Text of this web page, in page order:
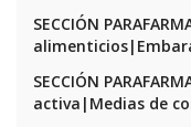
SECCIÓN
SECCIÓN
activa|Medias de